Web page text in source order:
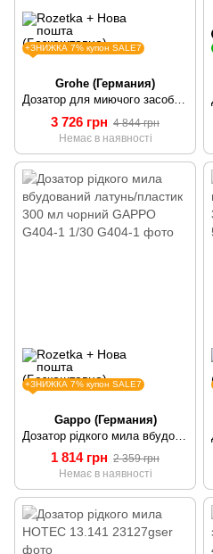
+ЗНИЖКА 7% купон SALE7
Grohe (Германия)
Дозатор для миючого засобу Grohe Contemporary 40536000
3 726 грн 4 844 грн
Немає в наявності
+ЗНИЖКА 7% купон SALE7
Gappo (Германия)
1 814 грн 2 359 грн
Немає в наявності